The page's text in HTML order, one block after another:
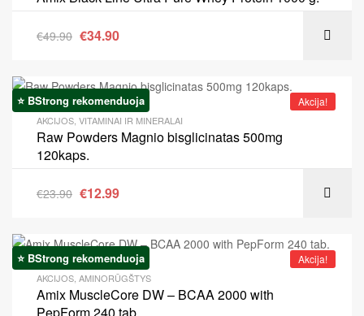
€49.90 €34.90
⭐ BStrong rekomenduoja Akcija!
AKCIJOS VITAMINAI IR MINERALAI
Raw Powders Magnio bisglicinatas 500mg
120kaps.
€23.90 €12.99
⭐ BStrong rekomenduoja Akcija!
AKCIJOS AMINORŪGŠTYS
Amix MuscleCore DW – BCAA 2000 with